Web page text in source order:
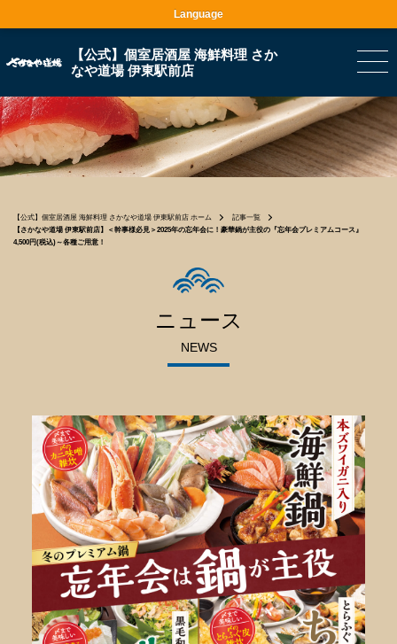
【公式】個室居酒屋 海鮮料理 さか
なや道場 伊東駅前店
【公式】個室居酒屋 海鮮料理 さかなや道場 伊東駅前店 ホーム
記事一覧
【さかなや道場 伊東駅前店】＜幹事様必見＞2025年の忘年会に！豪華鍋が主役の『忘年会プレミアムコース』
4,500円(税込)～各種ご用意！
ニュース
NEWS
Language